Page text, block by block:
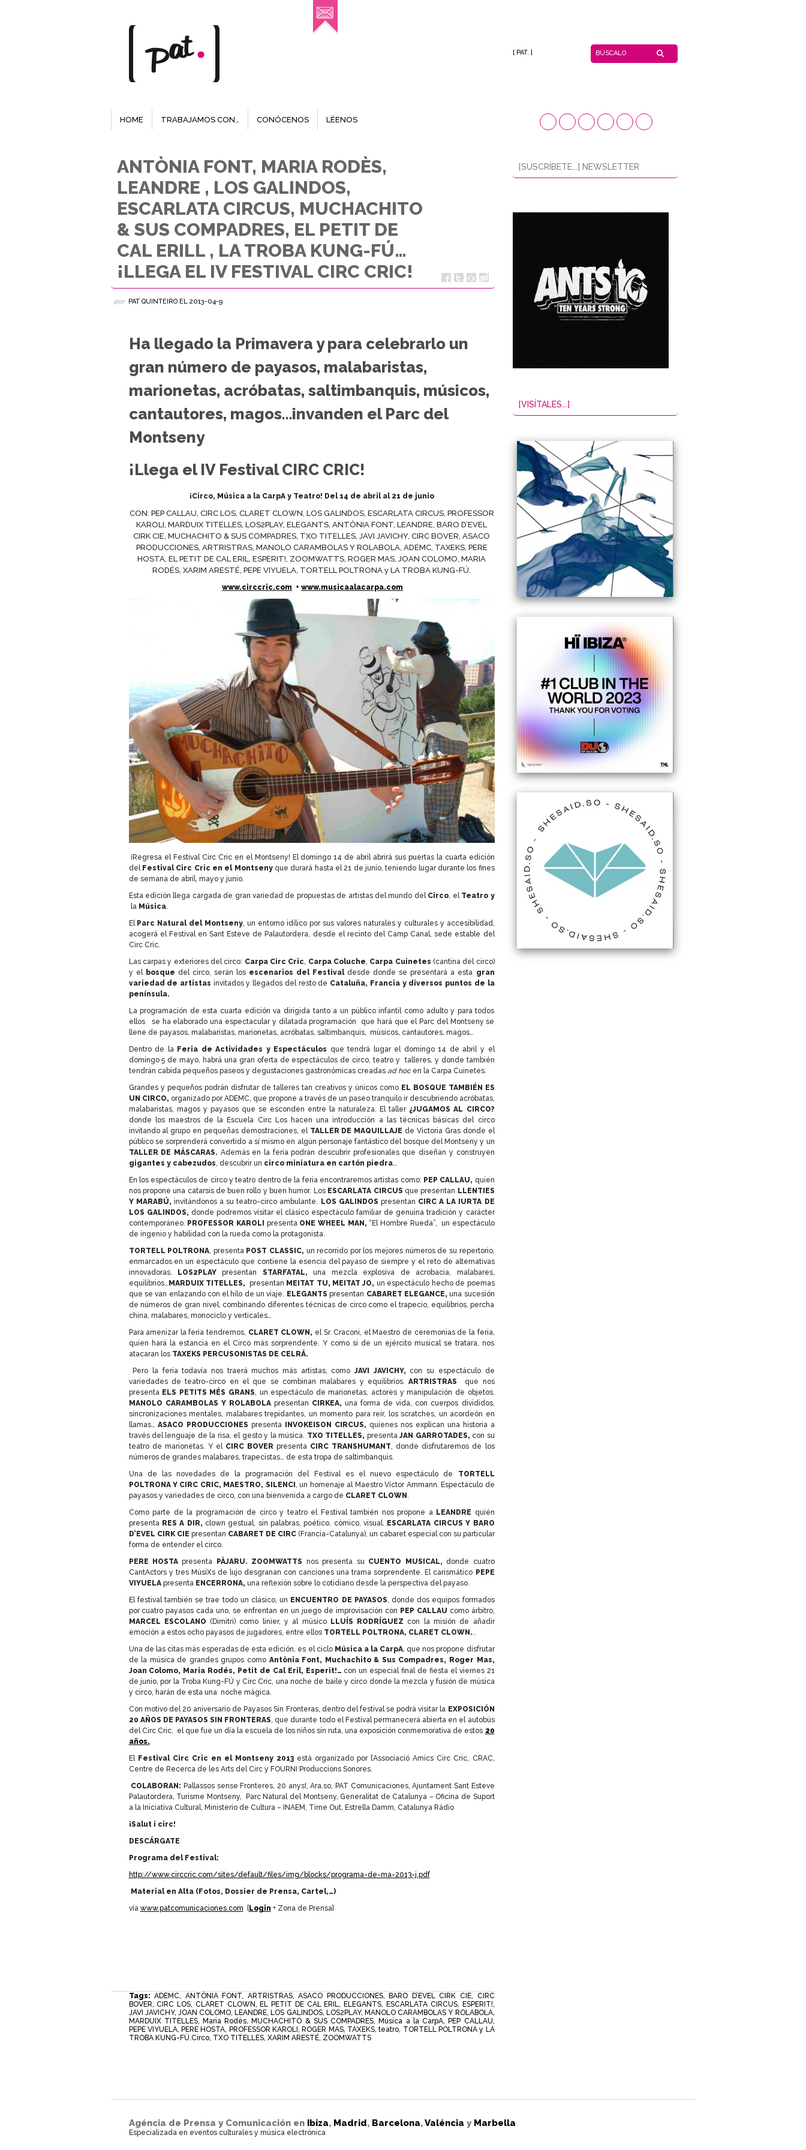
[ PAT. ]
HOME TRABAJAMOS CON… CONÓCENOS LÉENOS
ANTÒNIA FONT, MARIA RODÈS,
LEANDRE , LOS GALINDOS,
ESCARLATA CIRCUS, MUCHACHITO
& SUS COMPADRES, EL PETIT DE
CAL ERILL , LA TROBA KUNG-FÚ…
¡LLEGA EL IV FESTIVAL CIRC CRIC!
por PAT QUINTEIROEL 2013-04-9
Ha llegado la Primavera y para celebrarlo un
gran número de payasos, malabaristas,
marionetas, acróbatas, saltimbanquis, músicos,
cantautores, magos…invanden el Parc del
Montseny
¡Llega el IV Festival CIRC CRIC!
¡Circo, Música a la CarpA y Teatro! Del 14 de abril al 21 de junio
CON: PEP CALLAU, CIRC LOS, CLARET CLOWN, LOS GALINDOS, ESCARLATA CIRCUS, PROFESSOR
KAROLI, MARDUIX TITELLES, LOS2PLAY, ELEGANTS, ANTÒNIA FONT, LEANDRE, BARO D’EVEL
CIRK CIE, MUCHACHITO & SUS COMPADRES, TXO TITELLES, JAVI JAVICHY, CIRC BOVER, ASACO
PRODUCCIONES, ARTRISTRAS, MANOLO CARAMBOLAS Y ROLABOLA, ADEMC, TAXEKS, PERE
HOSTA, EL PETIT DE CAL ERIL, ESPERIT!, ZOOMWATTS, ROGER MAS, JOAN COLOMO, MARIA
RODÉS, XARIM ARESTÉ, PEPE VIYUELA, TORTELL POLTRONA y LA TROBA KUNG-FÚ.
www.circcric.com + www.musicaalacarpa.com
¡Regresa el Festival Circ Cric en el Montseny! El domingo 14 de abril abrirá sus puertas la cuarta edición
del Festival Circ Cric en el Montsenyque durará hasta el 21 de junio, teniendo lugar durante los fines
de semana de abril, mayo y junio.
Esta edición llega cargada de gran variedad de propuestas de artistas del mundo del Circo , el Teatro y
la Música.
El Parc Natural del Montseny , un entorno idílico por sus valores naturales y culturales y accesibilidad,
acogerá el Festival en Sant Esteve de Palautordera, desde el recinto del Camp Canal, sede estable del
Circ Cric.
Las carpas y exteriores del circo: Carpa Circ Cric Carpa Coluche Carpa Cuinetes (cantina del circo)
y el bosque del circo, serán los escenarios del Festivaldesde donde se presentará a esta gran
variedad de artistas invitados y llegados del resto de Cataluña, Francia y diversos puntos de la
península.
La programación de esta cuarta edición va dirigida tanto a un público infantil como adulto y para todos
ellos se ha elaborado una espectacular y dilatada programación que hará que el Parc del Montseny se
llene de payasos, malabaristas, marionetas, acróbatas, saltimbanquis, músicos, cantautores, magos…
Dentro de la Feria de Actividades y Espectáculos que tendrá lugar el domingo 14 de abril y el
domingo 5 de mayo, habrá una gran oferta de espectáculos de circo, teatro y talleres, y donde también
tendrán cabida pequeños paseos y degustaciones gastronómicas creadas ad hocen la Carpa Cuinetes.
Grandes y pequeños podrán disfrutar de talleres tan creativos y únicos como EL BOSQUE TAMBIÉN ES
UN CIRCO, organizado por ADEMC, que propone a través de un paseo tranquilo ir descubriendo acróbatas,
malabaristas, magos y payasos que se esconden entre la naturaleza. El taller ¿JUGAMOS AL CIRCO?
donde los maestros de la Escuela Circ Los hacen una introducción a las técnicas básicas del circo
invitando al grupo en pequeñas demostraciones, el TALLER DE MAQUILLAJE de Victoria Gras donde el
público se sorprenderá convertido a sí mismo en algún personaje fantástico del bosque del Montseny y un
TALLER DE MÁSCARAS. Además en la feria podrán descubrir profesionales que diseñan y construyen
gigantes y cabezudos , descubrir un circo miniatura en cartón piedra…
En los espectáculos de circo y teatro dentro de la feria encontraremos artistas como: PEP CALLAU, quien
nos propone una catarsis de buen rollo y buen humor. Los ESCARLATA CIRCUS que presentan LLENTIES
Y MARABÚ, invitándonos a su teatro-circo ambulante. LOS GALINDOS presentan CIRC A LA IURTA DE
LOS GALINDOS, donde podremos visitar el clásico espectáculo familiar de genuina tradición y carácter
contemporáneo. PROFESSOR KAROLI presenta ONE WHEEL MAN,“El Hombre Rueda”, un espectáculo
de ingenio y habilidad con la rueda como la protagonista.
TORTELL POLTRONA , presenta POST CLASSIC, un recorrido por los mejores números de su repertorio,
enmarcados en un espectáculo que contiene la esencia del payaso de siempre y el reto de alternativas
innovadoras. LOS2PLAYpresentan STARFATAL,una mezcla explosiva de acrobacia, malabares,
equilibrios… MARDUIX TITELLES, presentan MEITAT TU, MEITAT JO, un espectáculo hecho de poemas
que se van enlazando con el hilo de un viaje. ELEGANTSpresentan CABARET ELEGANCE,una sucesión
de números de gran nivel, combinando diferentes técnicas de circo como el trapecio, equilibrios, percha
china, malabares, monociclo y verticales…
Para amenizar la feria tendremos, CLARET CLOWN, el Sr. Craconi, el Maestro de ceremonias de la feria,
quien hará la estancia en el Circo más sorprendente. Y como si de un ejército musical se tratara, nos
atacaran los TAXEKS PERCUSONISTAS DE CELRÁ.
Pero la feria todavía nos traerá muchos más artistas, como JAVI JAVICHY, con su espectáculo de
variedades de teatro-circo en el que se combinan malabares y equilibrios.ARTRISTRAS
que nos
presenta ELS PETITS MÉS GRANS , un espectáculo de marionetas, actores y manipulación de objetos.
MANOLO CARAMBOLAS Y ROLABOLA presentan CIRKEA,una forma de vida, con cuerpos divididos,
sincronizaciones mentales, malabares trepidantes, un momento para reír, los scratches, un acordeón en
llamas…ASACO PRODUCCIONESpresenta INVOKEISON CIRCUS, quienes nos explican una historia a
través del lenguaje de la risa, el gesto y la música. TXO TITELLES, presentaJAN GARROTADES, con su
teatro de marionetas. Y el CIRC BOVER presenta CIRC TRANSHUMANT , donde disfrutaremos de los
números de grandes malabares, trapecistas… de esta tropa de saltimbanquis.
Una de las novedades de la programación del Festival es el nuevo espectáculo de
TORTELL
POLTRONA Y CIRC CRIC, MAESTRO, SILENCI , un homenaje al Maestro Víctor Ammann. Espectáculo de
payasos y variedades de circo, con una bienvenida a cargo de CLARET CLOWN
Como parte de la programación de circo y teatro el Festival también nos propone a LEANDRE quién
presenta RES A DIR, clown gestual, sin palabras, poético, cómico, visual. ESCARLATA CIRCUS Y BARO
D’EVEL CIRK CIE presentan CABARET DE CIRC (Francia-Catalunya), un cabaret especial con su particular
forma de entender el circo.
PERE HOSTApresenta PÀJARU. ZOOMWATTS nos presenta su CUENTO MUSICAL, donde
cuatro
CantActors y tres MúsiXs de lujo desgranan con canciones una trama sorprendente. El carismático PEPE
VIYUELApresenta ENCERRONA, una reflexión sobre lo cotidiano desde la perspectiva del payaso.
El festival también se trae todo un clásico, un ENCUENTRO DE PAYASOS , donde dos equipos formados
por cuatro payasos cada uno, se enfrentan en un juego de improvisación con PEP CALLAU como árbitro,
MARCEL ESCOLANO (Dimitri) como linier, y al músico LLUÍS RODRÍGUEZ con la misión de añadir
emoción a estos ocho payasos de jugadores, entre ellos TORTELL POLTRONA, CLARET CLOWN.
Una de las citas más esperadas de esta edición, es el ciclo Música a la CarpA , que nos propone disfrutar
de la música de grandes grupos como Antònia Font, Muchachito & Sus Compadres, Roger Mas,
Joan Colomo, Maria Rodés, Petit de Cal Eril, Esperit!… con un especial final de fiesta el viernes 21
de junio, por la Troba Kung-FÚ y Circ Cric, una noche de baile y circo donde la mezcla y fusión de música
y circo, harán de esta una noche mágica.
Con motivo del 20 aniversario de Payasos Sin Fronteras, dentro del festival se podrá visitar la EXPOSICIÓN
20 AÑOS DE PAYASOS SIN FRONTERAS , que durante todo el Festival permanecerá abierta en el autobús
del Circ Cric, el que fue un día la escuela de los niños sin ruta, una exposición conmemorativa de estos 20
años.
El Festival Circ Cric en el Montseny 2013está organizado por l’Associació Amics Circ Cric, CRAC,
Centre de Recerca de les Arts del Circ y FOURNI Produccions Sonores.
COLABORAN: Pallassos sense Fronteres, 20 anys!, Ara.so, PAT Comunicaciones, Ajuntament Sant Esteve
Palautordera, Turisme Montseny, Parc Natural del Montseny, Generalitat de Catalunya – Oficina de Suport
a la Iniciativa Cultural, Ministerio de Cultura – INAEM, Time Out, Estrella Damm, Catalunya Ràdio
¡Salut i circ!
DESCÁRGATE
Programa del Festival:
http://www.circcric.com/sites/default/files/img/blocks/programa-de-ma-2013-j.pdf
Material en Alta (Fotos, Dossier de Prensa, Cartel,…)
vía www.patcomunicaciones.com [Login + Zona de Prensa]
Tags:ADEMC ANTÒNIA FONT ARTRISTRAS,ASACO PRODUCCIONES,BARO D’EVEL CIRK CIE, CIRC
BOVER ,CIRC LOS CLARET CLOWN ,EL PETIT DE CAL ERIL ,ELEGANTS ,ESCARLATA CIRCUS, ESPERIT!
JAVI JAVICHY, JOAN COLOMO ,LEANDRE ,LOS GALINDOS, LOS2PLAY, MANOLO CARAMBOLAS Y ROLABOLA,
MARDUIX TITELLES, Maria Rodès ,MUCHACHITO & SUS COMPADRES ,Música a la CarpA ,PEP CALLAU
PEPE VIYUELA,PERE HOSTA PROFESSOR KAROLI ,ROGER MAS, TAXEKS ,teatro TORTELL POLTRONA y LA
TROBA KUNG-FÚ.Circo, TXO TITELLES, XARIM ARESTÉ, ZOOMWATTS
[SUSCRÍBETE...] NEWSLETTER
[VISÍTALES...]
Agéncia de Prensa y Comunicación en Ibiza, Madrid, Barcelona,Valéncia y Marbella
Especializada en eventos culturales y música electrónica